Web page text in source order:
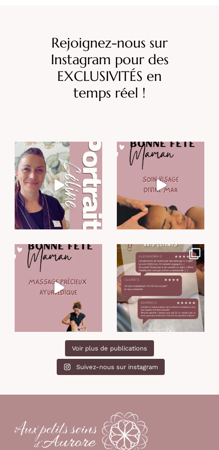
Rejoignez-nous sur
Instagram pour des
EXCLUSIVITÉS en
temps réel !
LE PORTRAIT DU MOIS
Véritable
13 0
BONNE FÊTE MAMAN -
édition 2026
13 0
BONNE FÊTE MAMAN -
édition 2026
26 0
Lire vos retours et vos mots…
notre plus belle ...
20 0